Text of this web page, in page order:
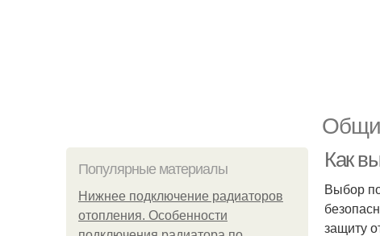
Популярные материалы
Нижнее подключение радиаторов
отопления. Особенности
Как
Выбор
защиту